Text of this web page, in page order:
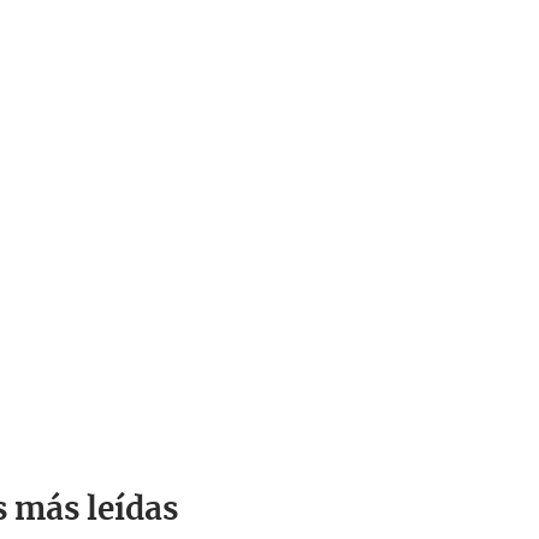
más leídas